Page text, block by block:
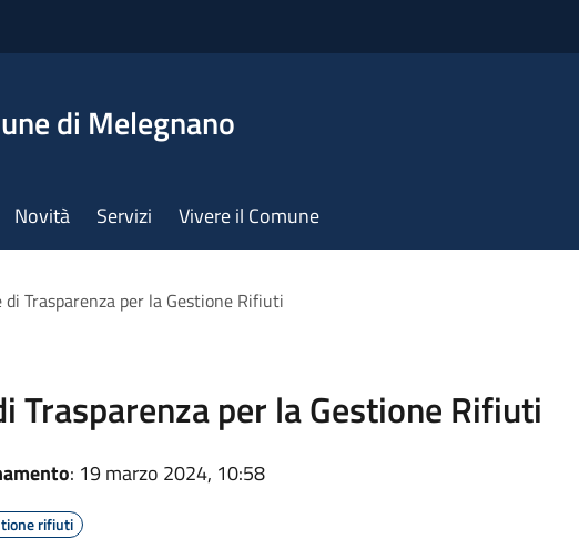
di Melegnano
Novità Servizi Vivere il Comune
di Trasparenza per la Gestione Rifiuti
Trasparenza per la Gestione Rifiuti
: 19 marzo 2024, 10:58
rifiuti